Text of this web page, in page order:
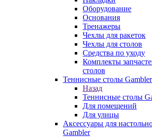
Оборудование
Основания
Тренажеры
Чехлы для ракеток
Чехлы для столов
Средства по уходу
Комплекты
столов
Теннисные столы Gambler
Назад
Теннисные столы
Для помещений
Для улицы
Аксессуары для
Gambler